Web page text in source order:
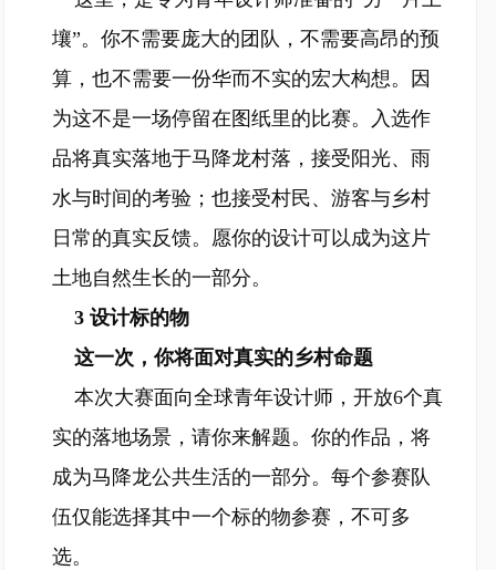
壤”。你不需要庞大的团队，不需要高昂的预
算，也不需要一份华而不实的宏大构想。因
为这不是一场停留在图纸里的比赛。入选作
品将真实落地于马降龙村落，接受阳光、雨
水与时间的考验；也接受村民、游客与乡村
日常的真实反馈。愿你的设计可以成为这片
土地自然生长的一部分。
3 设计标的物
这一次，你将面对真实的乡村命题
本次大赛面向全球青年设计师，开放6个真
实的落地场景，请你来解题。你的作品，将
成为马降龙公共生活的一部分。每个参赛队
伍仅能选择其中一个标的物参赛，不可多
选。